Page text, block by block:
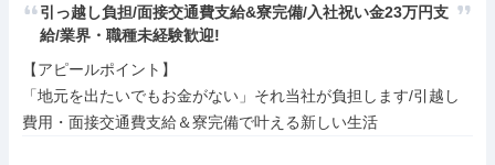
引っ越し負担/面接交通費支給&寮完備/入社祝い金23万円支
給/業界・職種未経験歓迎!
【アピールポイント】
「地元を出たいでもお金がない」それ当社が負担します/引越し
費用・面接交通費支給＆寮完備で叶える新しい生活